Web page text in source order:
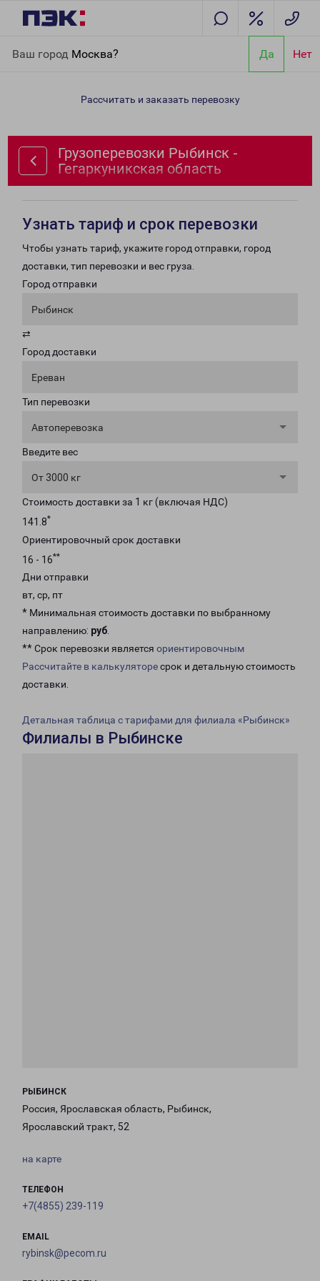
Ваш город Москва? Да Нет
Гегаркуникская область
Рассчитать и заказать перевозку
Грузоперевозки Рыбинск -
Гегаркуникская область
Узнать тариф и срок перевозки
Чтобы узнать тариф, укажите город отправки, город
доставки, тип перевозки и вес груза.
Город отправки
Рыбинск
⇄
Город доставки
Ереван
Тип перевозки
Автоперевозка
Введите вес
От 3000 кг
Стоимость доставки за 1 кг (включая НДС)
141.8*
Ориентировочный срок доставки
16 - 16**
Дни отправки
вт, ср, пт
* Минимальная стоимость доставки по выбранному
направлению: руб.
** Срок перевозки является ориентировочным
Рассчитайте в калькуляторесрок и детальную стоимость
доставки.
Детальная таблица с тарифами для филиала «Рыбинск»
Филиалы в Рыбинске
РЫБИНСК
Россия, Ярославская область, Рыбинск,
Ярославский тракт, 52
на карте
ТЕЛЕФОН
+7(4855) 239-119
EMAIL
rybinsk@pecom.ru